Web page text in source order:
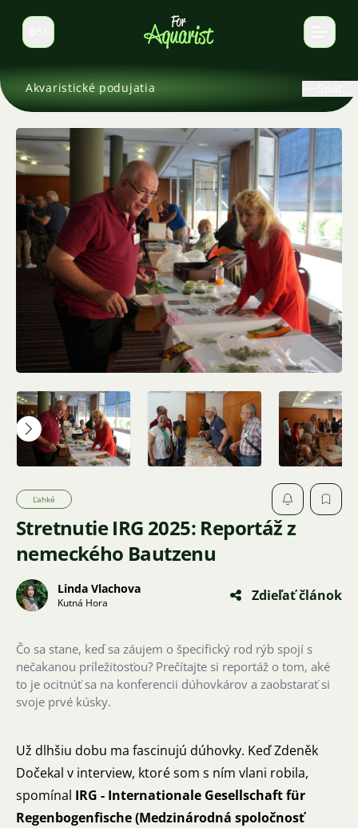
Prepnúť jazyk
Akvaristické podujatia
Stretnutie IRG 2025: Reportáž z
nemeckého Bautzenu
Ľahké
Linda Vlachova
Kutná Hora Zdieľať článok
Čo sa stane, keď sa záujem o špecifický rod rýb spojí s
nečakanou príležitosťou? Prečítajte si reportáž o tom, aké
to je ocitnúť sa na konferencii dúhovkárov a zaobstarať si
svoje prvé kúsky.
Už dlhšiu dobu ma fascinujú dúhovky. Keď Zdeněk
Dočekal v interview, ktoré som s ním vlani robila,
spomínal IRG - Internationale Gesellschaft für
Regenbogenfische (Medzinárodná spoločnosť